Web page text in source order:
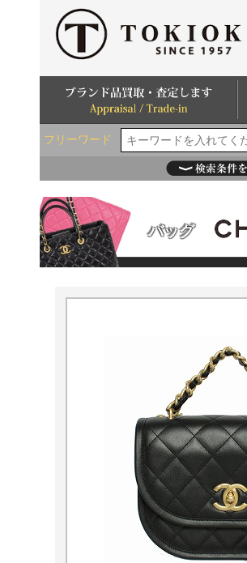
フリーワード
バッグ